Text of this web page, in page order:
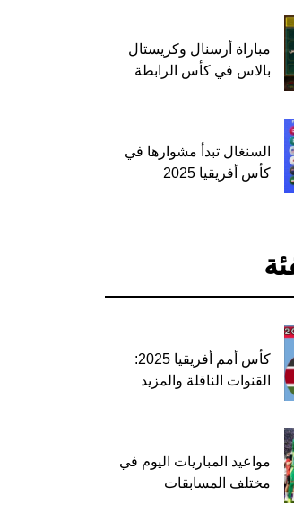
مباراة أرسنال وكريستال
بالاس في كأس الرابطة
السنغال تبدأ مشوارها في
كأس أفريقيا 2025
كأس أمم أفريقيا 2025:
القنوات الناقلة والمزيد
مواعيد المباريات اليوم في
مختلف المسابقات